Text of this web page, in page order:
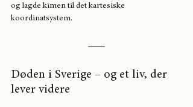
og lagde kimen til det kartesiske
koordinatsystem.
Døden i Sverige – og et liv, der
lever videre